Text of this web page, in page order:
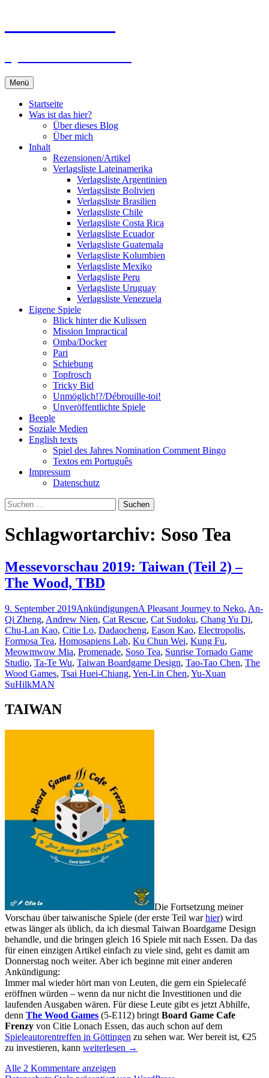
Menü
Startseite
Was ist das hier?
Über dieses Blog
Über mich
Inhalt
Rezensionen/Artikel
Verlagsliste Lateinamerika
Verlagsliste Argentinien
Verlagsliste Bolivien
Verlagsliste Brasilien
Verlagsliste Chile
Verlagsliste Costa Rica
Verlagsliste Ecuador
Verlagsliste Guatemala
Verlagsliste Kolumbien
Verlagsliste Mexiko
Verlagsliste Peru
Verlagsliste Uruguay
Verlagsliste Venezuela
Eigene Spiele
Blick hinter die Kulissen
Mission Impractical
Omba/Docker
Pari
Schiebung
Topfrosch
Tricky Bid
Unmöglich!?/Débrouille-toi!
Unveröffentlichte Spiele
Beeple
Soziale Medien
English texts
Spiel des Jahres Nomination Comment Bingo
Textos em Português
Impressum
Datenschutz
Suchen
nach:
Schlagwortarchiv: Soso Tea
Messevorschau 2019: Taiwan (Teil 2) –
The Wood, TBD
9. September 2019AnkündigungenA Pleasant Journey to Neko, An-
Qi Zheng, Andrew Nien, Cat Rescue, Cat Sudoku, Chang Yu Di,
Chu-Lan Kao, Citie Lo, Dadaocheng, Eason Kao, Electropolis,
Formosa Tea, Homosapiens Lab, Ku Chun Wei, Kung Fu,
Meowmwow Mia, Promenade, Soso Tea, Sunrise Tornado Game
Studio, Ta-Te Wu, Taiwan Boardgame Design, Tao-Tao Chen, The
Wood Games, Tsai Huei-Chiang, Yen-Lin Chen, Yu-Xuan
SuHilkMAN
TAIWAN
Die Fortsetzung meiner
Vorschau über taiwanische Spiele (der erste Teil warhier) wird
etwas länger als üblich, da ich diesmal Taiwan Boardgame Design
behandle, und die bringen gleich 16 Spiele mit nach Essen. Da das
für einen einzigen Artikel einfach zu viele sind, geht es damit am
Donnerstag noch weiter. Aber ich beginne mit einer anderen
Ankündigung:
Immer mal wieder hört man von Leuten, die gern ein Spielecafé
eröffnen würden – wenn da nur nicht die Investitionen und die
laufenden Ausgaben wären. Für diese Leute gibt es jetzt Abhilfe,
denn The Wood Games (5-E112) bringt Board Game Cafe
Frenzy von Citie Lonach Essen, das auch schon auf dem
Spieleautorentreffen in Göttingen zu sehen war. Wer bereit ist, €25
zu investieren, kann Messevorschau
Taiwan
weiterlesen →
Alle 2 Kommentare anzeigen